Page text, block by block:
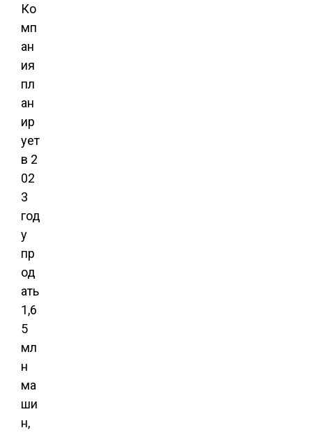
Ко
мп
ан
ия
пл
ан
ир
ует
в 2
02
3
год
у
пр
од
ать
1,6
5
мл
н
ма
ши
н,